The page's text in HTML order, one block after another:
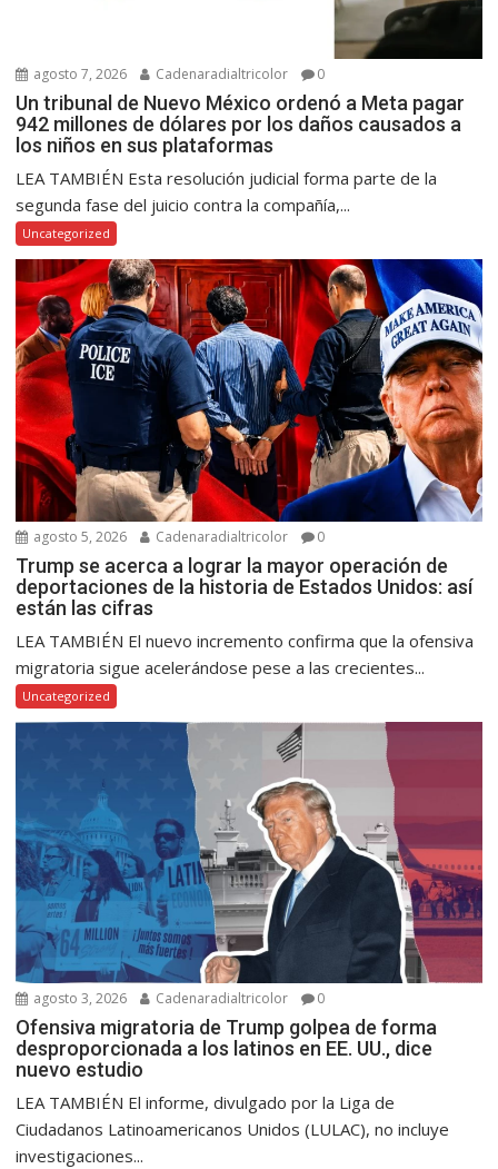
agosto 7, 2026 Cadenaradialtricolor 0
Un tribunal de Nuevo México ordenó a Meta pagar
942 millones de dólares por los daños causados a
los niños en sus plataformas
LEA TAMBIÉN Esta resolución judicial forma parte de la
segunda fase del juicio contra la compañía,...
Uncategorized
agosto 5, 2026 Cadenaradialtricolor 0
Trump se acerca a lograr la mayor operación de
deportaciones de la historia de Estados Unidos: así
están las cifras
LEA TAMBIÉN El nuevo incremento confirma que la ofensiva
migratoria sigue acelerándose pese a las crecientes...
Uncategorized
agosto 3, 2026 Cadenaradialtricolor 0
Ofensiva migratoria de Trump golpea de forma
desproporcionada a los latinos en EE. UU., dice
nuevo estudio
LEA TAMBIÉN El informe, divulgado por la Liga de
Ciudadanos Latinoamericanos Unidos (LULAC), no incluye
investigaciones...